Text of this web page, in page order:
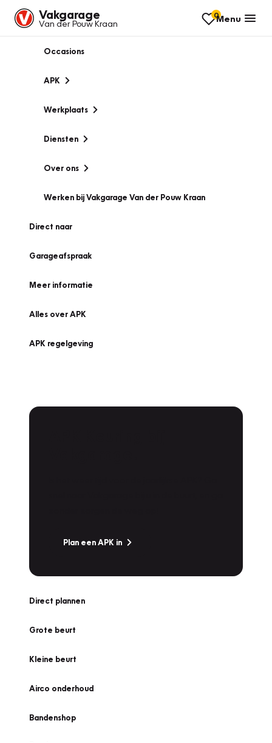
Vakgarage
Van der Pouw Kraan
0Menu
Occasions
APK
Werkplaats
Diensten
Over ons
Werken bij Vakgarage Van der Pouw Kraan
Direct naar
Garageafspraak
Meer informatie
Alles over APK
APK regelgeving
Plan een APK in
Direct plannen
Grote beurt
Kleine beurt
Airco onderhoud
Bandenshop